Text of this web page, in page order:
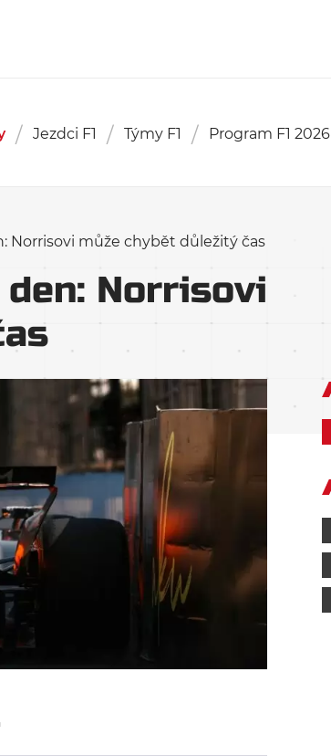
Jezdci F1 Týmy F1 Program F1 2026
Norrisovi může chybět důležitý čas
Norrisovi